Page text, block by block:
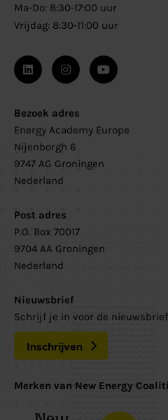
Ma-Do: 8:30-17:00 uur
Vrijdag: 8:30-11:00 uur
Bezoek adres
Energy Academy Europe
Nijenborgh 6
9747 AG Groningen
Nederland
Post adres
P.O. Box 70017
9704 AA Groningen
Nederland
Nieuwsbrief
Schrijf je in voor de
Inschrijven
Merken van New Energy